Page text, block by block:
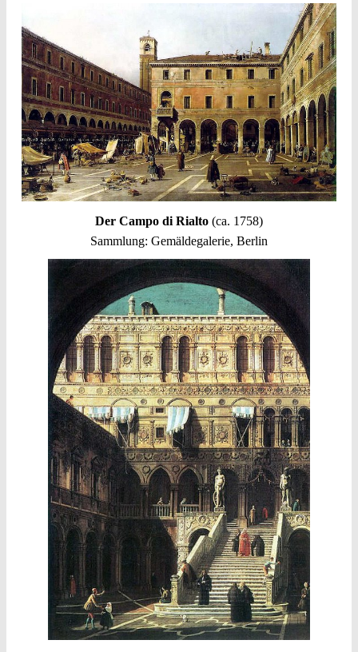
Der Campo di Rialto (ca. 1758)
Sammlung: Gemäldegalerie, Berlin